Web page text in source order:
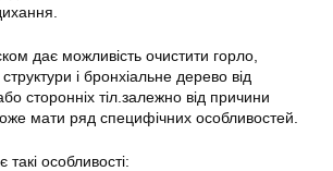
дає можливість очистити горло,
і бронхіальне дерево від
сторонніх тіл.залежно від причини
мати ряд специфічних особливостей.
особливості: